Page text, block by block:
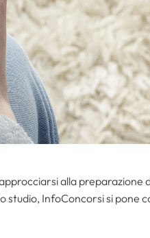
alla preparazione
studio, InfoConcorsi si pone